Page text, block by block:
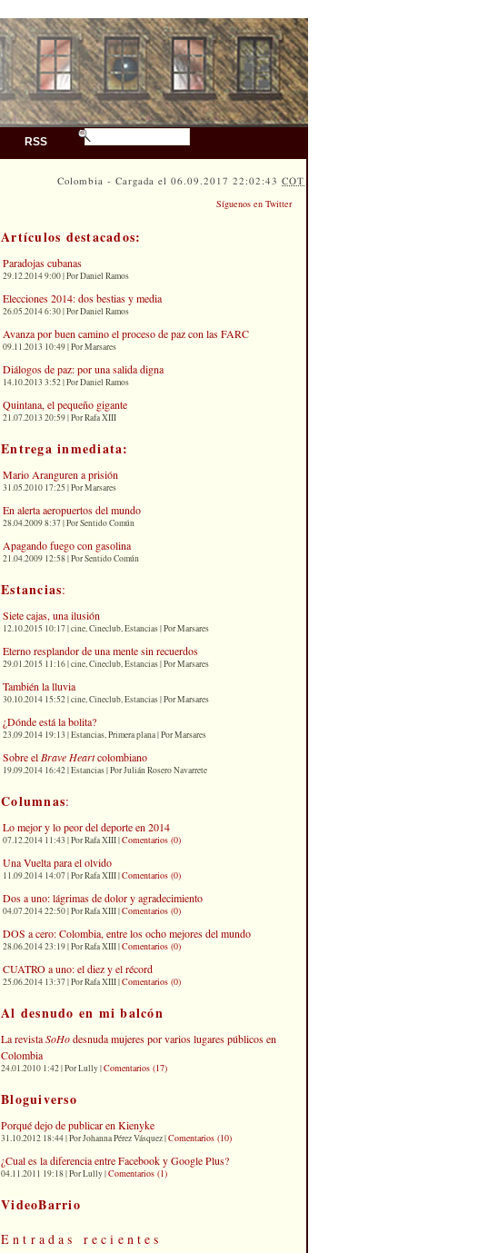
RSS
Colombia - Cargada el 06.09.2017 22:02:43COT
Síguenos en Twitter
Artículos destacados:
Paradojas cubanas
29.12.2014 9:00 | Por Daniel Ramos
Elecciones 2014: dos bestias y media
26.05.2014 6:30 | Por Daniel Ramos
Avanza por buen camino el proceso de paz con las FARC
09.11.2013 10:49 | Por Marsares
Diálogos de paz: por una salida digna
14.10.2013 3:52 | Por Daniel Ramos
Quintana, el pequeño gigante
21.07.2013 20:59 | Por Rafa XIII
Entrega inmediata:
Mario Aranguren a prisión
31.05.2010 17:25 | Por Marsares
En alerta aeropuertos del mundo
28.04.2009 8:37 | Por Sentido Común
Apagando fuego con gasolina
21.04.2009 12:58 | Por Sentido Común
Estancias:
Siete cajas, una ilusión
12.10.2015 10:17 | cine, Cineclub, Estancias | Por Marsares
Eterno resplandor de una mente sin recuerdos
29.01.2015 11:16 | cine, Cineclub, Estancias | Por Marsares
También la lluvia
30.10.2014 15:52 | cine, Cineclub, Estancias | Por Marsares
¿Dónde está la bolita?
23.09.2014 19:13 | Estancias, Primera plana | Por Marsares
Sobre el Brave Heartcolombiano
19.09.2014 16:42 | Estancias | Por Julián Rosero Navarrete
Columnas:
Lo mejor y lo peor del deporte en 2014
07.12.2014 11:43 | Por Rafa XIII |Comentarios (0)
Una Vuelta para el olvido
11.09.2014 14:07 | Por Rafa XIII |Comentarios (0)
Dos a uno: lágrimas de dolor y agradecimiento
04.07.2014 22:50 | Por Rafa XIII |Comentarios (0)
DOS a cero: Colombia, entre los ocho mejores del mundo
28.06.2014 23:19 | Por Rafa XIII |Comentarios (0)
CUATRO a uno: el diez y el récord
25.06.2014 13:37 | Por Rafa XIII |Comentarios (0)
Al desnudo en mi balcón
La revistaSoHodesnuda mujeres por varios lugares públicos en
Colombia
24.01.2010 1:42 | Por Lully |Comentarios (17)
Bloguiverso
Porqué dejo de publicar en Kienyke
31.10.2012 18:44 | Por Johanna Pérez Vásquez |Comentarios (10)
¿Cual es la diferencia entre Facebook y Google Plus?
04.11.2011 19:18 | Por Lully |Comentarios (1)
VideoBarrio
Entradas recientes